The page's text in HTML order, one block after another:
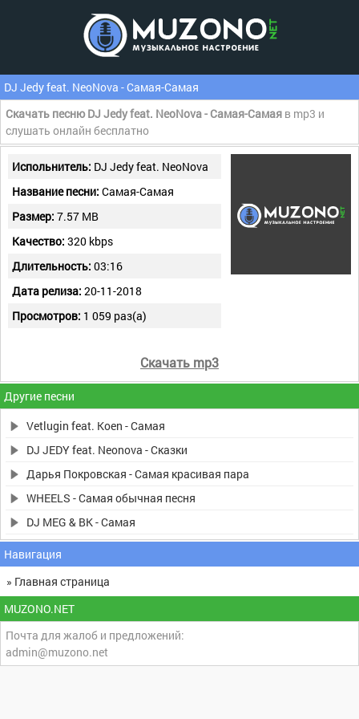
DJ Jedy feat. NeoNova - Самая-Самая
Скачать песню DJ Jedy feat. NeoNova - Самая-Самая в mp3 и
слушать онлайн бесплатно
Испольнитель: DJ Jedy feat. NeoNova
Название песни: Самая-Самая
Размер: 7.57 MB
Качество: 320 kbps
Длительность: 03:16
Дата релиза: 20-11-2018
Просмотров: 1 059 раз(а)
Скачать mp3
Другие песни
Vetlugin feat. Koen - Самая
DJ JEDY feat. Neonova - Сказки
Дарья Покровская - Самая красивая пара
WHEELS - Самая обычная песня
DJ MEG & BK - Самая
Навигация
» Главная страница
MUZONO.NET
Почта для жалоб и предложений:
admin@muzono.net